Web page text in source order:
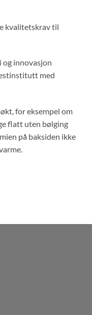
kvalitetskrav til
innovasjon
med
for eksempel om
flatt uten bølging
på baksiden ikke